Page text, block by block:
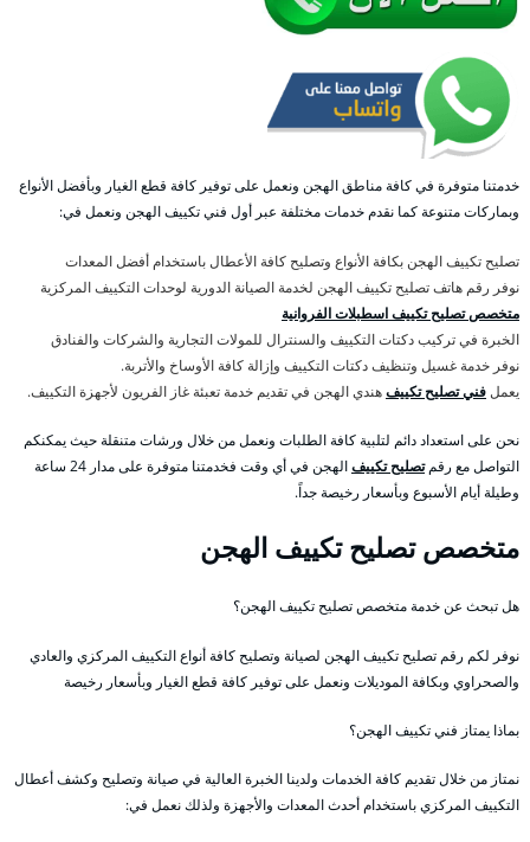
خدمتنا متوفرة في كافة مناطق الهجن ونعمل على توفير كافة قطع الغيار وبأفضل الأنواع
وبماركات متنوعة كما نقدم خدمات مختلفة عبر أول فني تكييف الهجن ونعمل في:
تصليح تكييف الهجن بكافة الأنواع وتصليح كافة الأعطال باستخدام أفضل المعدات
نوفر رقم هاتف تصليح تكييف الهجن لخدمة الصيانة الدورية لوحدات التكييف المركزية
متخصص تصليح تكييف اسطبلات الفروانية
الخبرة في تركيب دكتات التكييف والسنترال للمولات التجارية والشركات والفنادق
نوفر خدمة غسيل وتنظيف دكتات التكييف وإزالة كافة الأوساخ والأتربة.
يعملفني تصليح تكييفهندي الهجن في تقديم خدمة تعبئة غاز الفريون لأجهزة التكييف.
نحن على استعداد دائم لتلبية كافة الطلبات ونعمل من خلال ورشات متنقلة حيث يمكنكم
التواصل مع رقمتصليح تكييف
الهجن في أي وقت فخدمتنا متوفرة على مدار 24 ساعة
وطيلة أيام الأسبوع وبأسعار رخيصة جداً.
متخصص تصليح تكييف الهجن
هل تبحث عن خدمة متخصص تصليح تكييف الهجن؟
نوفر لكم رقم تصليح تكييف الهجن لصيانة وتصليح كافة أنواع التكييف المركزي والعادي
والصحراوي وبكافة الموديلات ونعمل على توفير كافة قطع الغيار وبأسعار رخيصة
بماذا يمتاز فني تكييف الهجن؟
نمتاز من خلال تقديم كافة الخدمات ولدينا الخبرة العالية في صيانة وتصليح وكشف أعطال
التكييف المركزي باستخدام أحدث المعدات والأجهزة ولذلك نعمل في: